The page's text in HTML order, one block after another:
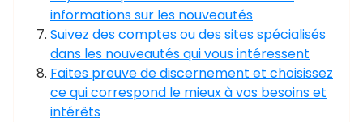
informations sur les nouveautés
Suivez des comptes ou des sites spécialisés
dans les nouveautés qui vous intéressent
Faites preuve de discernement et choisissez
ce qui correspond le mieux à vos besoins et
intérêts